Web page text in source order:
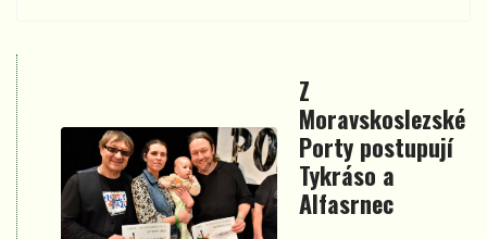
Z
Moravskoslezské
Porty postupují
Tykráso a
Alfasrnec